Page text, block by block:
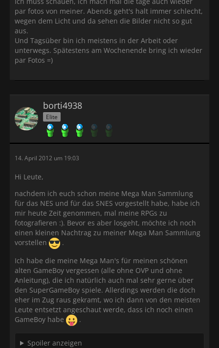
par fotos von meiner. Abends geht's halt immer schlecht,
wegen dem Licht und da sehen die Bilder nicht so gut
aus.
Und Tagsüber bin ich meistens in der Arbeit oder
unterwegs. Spätestens am Wochenende bring ich wieder
par Fotos =)
borti4938
Elite
14. April 2012 um 19:03
Hi Leute,
nachdem ich euch schon meine Mega Man Sammlung
für das NES und für das SNES vorgestellt habe, habe ich
mir heute Zeit genommen, mal meine RPGs zu
fotografieren :). Bevor es aber losgeht, möchte ich noch
einen kleinen Nachtrag zu meiner Mega Man Sammlung
vorstellen
.
Ich habe die meine Mega Man's für meinen schönen
alten GameBoy vergessen (alle ohne OVP und ohne
Anleitung), die ich natürlich auch mal sehr gerne über
den SuperGameBoy spiele. Allerdings werden die doch
eher im Zug raus gekramt, wo ich dann von den meisten
Leute entsetzt angeschaut werde, dass ich noch einen
GameBoy habe
.
Spoiler anzeigen